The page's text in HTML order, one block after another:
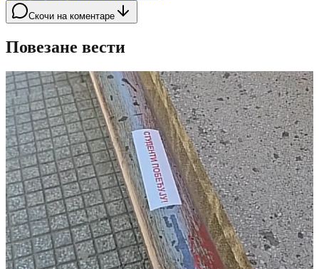
Скочи на коментаре
Повезане вести